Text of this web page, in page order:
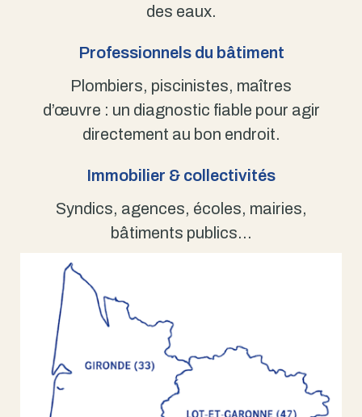
des eaux.
Professionnels du bâtiment
Plombiers, piscinistes, maîtres
d’œuvre : un diagnostic fiable pour agir
directement au bon endroit.
Immobilier & collectivités
Syndics, agences, écoles, mairies,
bâtiments publics…